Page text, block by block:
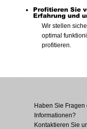
Profitieren Sie
Erfahrung und
Wir stellen
optimal
profitieren.
Haben Sie
Informationen?
Kontaktieren Sie